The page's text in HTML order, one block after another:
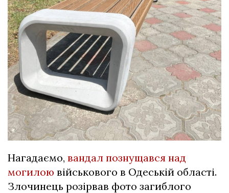
Нагадаємо, вандал познущався над
могилою військового в Одеській області.
Злочинець розірвав фото загиблого